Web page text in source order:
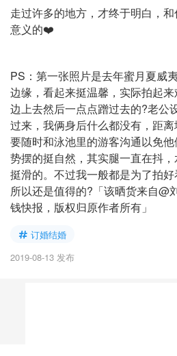
走过许多的地方，才终于明白，
意义的❤️
PS：第一张照片是去年蜜月夏威
边缘，看起来挺温馨，实际拍起
边上去然后一点点蹭过去的?老公
过来，我俩身后什么都没有，距
要随时和泳池里的游客沟通以免
势摆的挺自然，其实腿一直在抖
挺滑的。不过我一般都是为了拍好
所以还是值得的?「该晒货来自@
钱快报，版权归原作者所有」
订婚结婚
2019-08-13 发布